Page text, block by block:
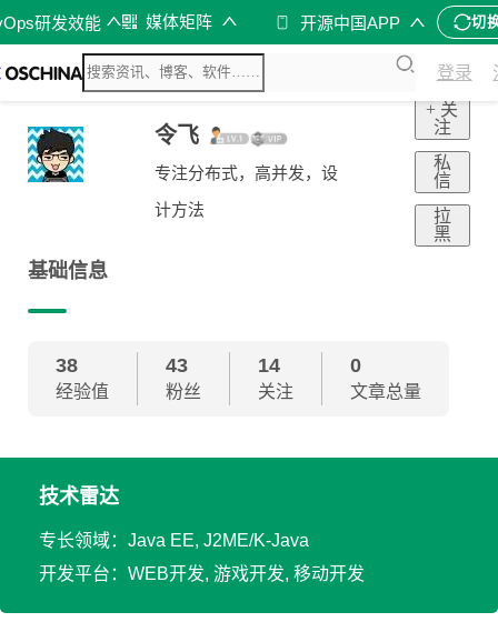
研发效能 媒体矩阵 开源中国APP 切
登录
令飞
专注分布式，高并发，设
计方法
+ 关
注
私
信
拉
黑
基础信息
38
经验值
43
粉丝
14
关注
0
文章总量
技术雷达
专长领域：Java EE, J2ME/K-Java
开发平台：WEB开发, 游戏开发, 移动开发